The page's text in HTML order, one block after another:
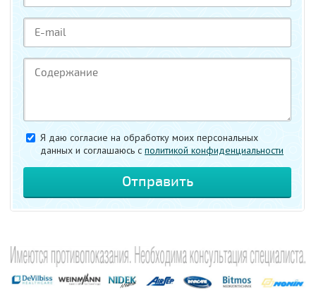
Я даю согласие на обработку моих персональных
данных и соглашаюсь c политикой конфиденциальности